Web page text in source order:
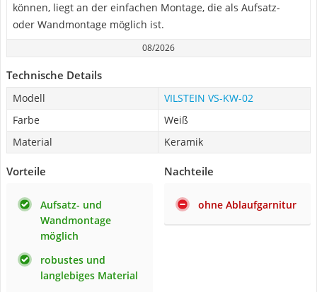
können, liegt an der einfachen Montage, die als Aufsatz-
oder Wandmontage möglich ist.
08/2026
Technische Details
Modell
VILSTEIN VS-KW-02
Farbe
Weiß
Material
Keramik
Vorteile
Aufsatz- und
Wandmontage
möglich
robustes und
langlebiges Material
Nachteile
ohne Ablaufgarnitur